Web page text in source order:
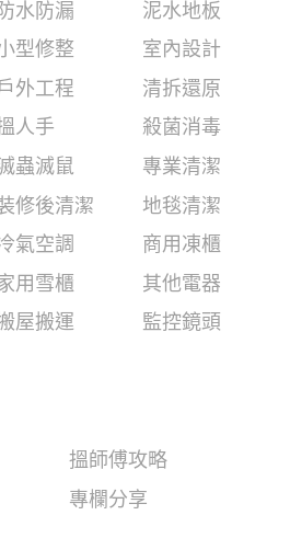
防水防漏
泥水地板
型修整
室內設計
外工程
清拆還原
人手
殺菌消毒
蟲滅鼠
專業清潔
修後清潔
地毯清潔
氣空調
商用凍櫃
用雪櫃
其他電器
屋搬運
監控鏡頭
搵師傅攻略
專欄分享